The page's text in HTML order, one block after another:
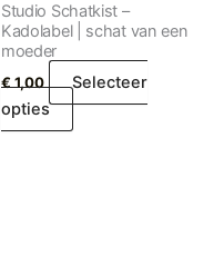
Studio Schatkist –
Kadolabel | schat van een
moeder
€1,00
Selecteer
opties